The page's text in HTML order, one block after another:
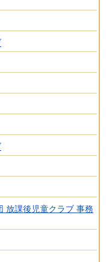
放課後児童クラブ 事務